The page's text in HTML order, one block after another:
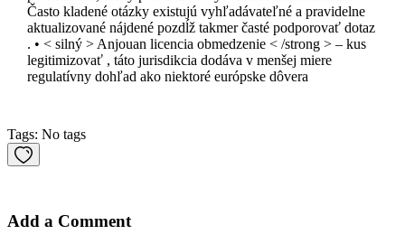
Často kladené otázky existujú vyhľadávateľné a pravidelne
aktualizované nájdené pozdĺž takmer časté podporovať dotaz
. • < silný > Anjouan licencia obmedzenie < /strong > – kus
legitimizovať , táto jurisdikcia dodáva v menšej miere
regulatívny dohľad ako niektoré európske dôvera
Tags: No tags
Add a Comment